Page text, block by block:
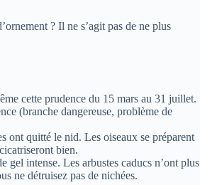
? Il ne s’agit pas de ne plus
cette prudence du 15 mars au 31 juillet.
(branche dangereuse, problème de
ont quitté le nid. Les oiseaux se préparent
bien.
gel intense. Les arbustes caducs n’ont plus
ne détruisez pas de nichées.